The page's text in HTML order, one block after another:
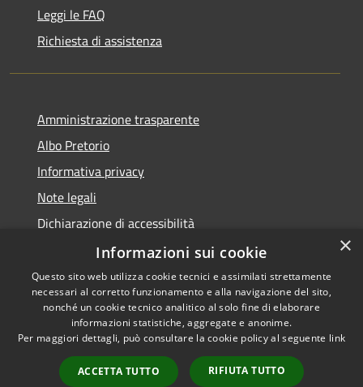
Leggi le FAQ
Richiesta di assistenza
Amministrazione trasparente
Albo Pretorio
Informativa privacy
Note legali
Dichiarazione di accessibilità
Accessibilità
Privacy
Copyright © 2026 • Comune di
Spinadesco • Powered by
Municipium•Accesso
redazione
×
Informazioni sui cookie
Questo sito web utilizza cookie tecnici e assimilati strettamente
necessari al corretto funzionamento e alla navigazione del sito,
nonché un cookie tecnico analitico al solo fine di elaborare
informazioni statistiche, aggregate e anonime.
Per maggiori dettagli, può consultare la cookie policy al seguente link
ACCETTA TUTTO RIFIUTA TUTTO